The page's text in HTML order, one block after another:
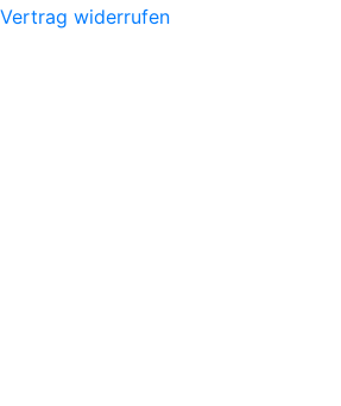
Vertrag widerrufen